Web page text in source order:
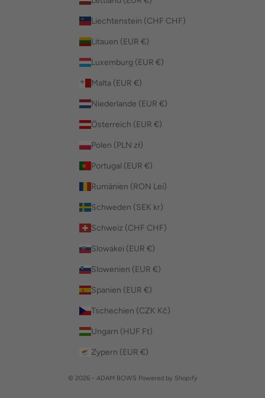
Liechtenstein (CHF CHF)
Litauen (EUR €)
Luxemburg (EUR €)
Malta (EUR €)
Niederlande (EUR €)
Österreich (EUR €)
Polen (PLN zł)
Portugal (EUR €)
Rumänien (RON Lei)
Schweden (SEK kr)
Schweiz (CHF CHF)
Slowakei (EUR €)
Slowenien (EUR €)
Spanien (EUR €)
Tschechien (CZK Kč)
Ungarn (HUF Ft)
Zypern (EUR €)
© 2026 - ADAM BOWS Powered by Shopify